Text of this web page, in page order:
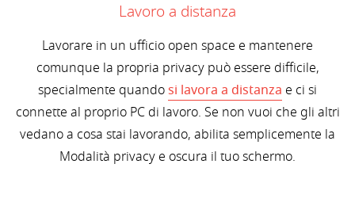
Lavoro a distanza
Lavorare in un ufficio open space e mantenere
comunque la propria privacy può essere difficile,
specialmente quandosi lavora a distanza e ci si
connette al proprio PC di lavoro. Se non vuoi che gli altri
vedano a cosa stai lavorando, abilita semplicemente la
Modalità privacy e oscura il tuo schermo.